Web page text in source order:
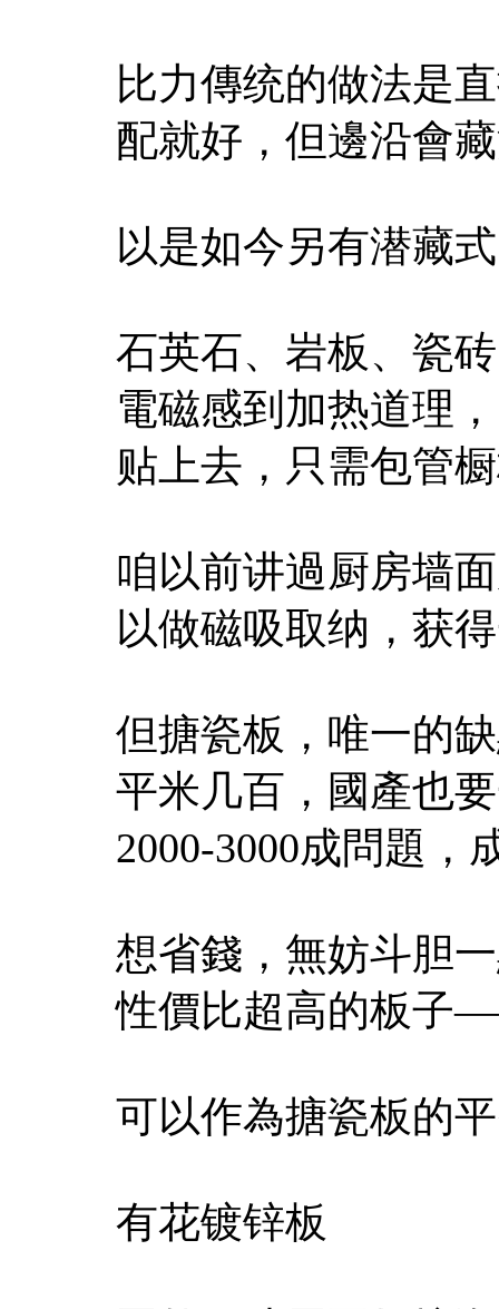
比力傳统的做法是
配就好，但邊沿會
以是如今另有潜藏
石英石、岩板、瓷
電磁感到加热道理
贴上去，只需包管
咱以前讲過厨房墙
以做磁吸取纳，获
但搪瓷板，唯一的
平米几百，國產也
2000-3000成問題，
想省錢，無妨斗胆
性價比超高的板子
可以作為搪瓷板的
有花镀锌板